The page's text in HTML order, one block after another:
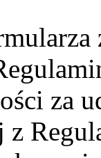
za